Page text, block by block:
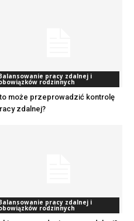
pracy zdalnej i
rodzinnych
może przeprowadzić kontrolę
zdalnej?
pracy zdalnej i
rodzinnych